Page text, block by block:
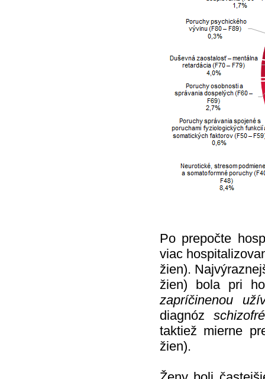
Po prepočte
viac
žien).
žien) bola pri
zapríčinenou
diagnóz
taktiež mierne
žien).